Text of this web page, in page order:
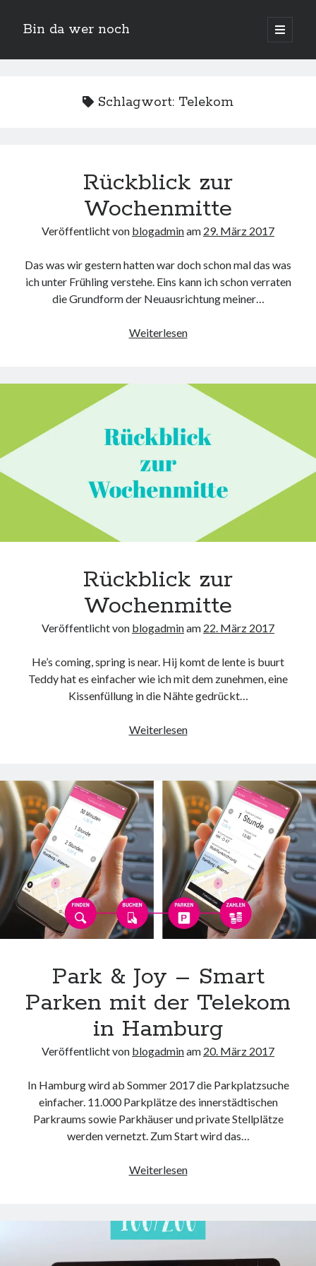
Bin da wer noch
open
primary
Sidebar
Neueste Beiträge
Der Michl in der Hexenküche
Car Glas repariert – Car Glas tauscht aus Erfahrunggsbericht
Prime Video Channel kündigen
Wie entkalke ich die Senseo Switch
Neueste Kommentare
ATU diesmal Lob und Tadel
Es war einmal Factorio – MacFriesenjungzuSpieletipp: Transport
Tycoon
blogadmin
Altersnachweis bei der Telekom
Synowzik
Altersnachweis bei der Telekom
Schlagwort: Telekom
Rückblick zur
Wochenmitte
Veröffentlicht von blogadminam 29. März 2017
Das was wir gestern hatten war doch schon mal das was
ich unter Frühling verstehe. Eins kann ich schon verraten
die Grundform der Neuausrichtung meiner…
WeiterlesenRückblick
Rückblick zur
Wochenmitte
Veröffentlicht von blogadminam 22. März 2017
He’s coming, spring is near. Hij komt de lente is buurt
Teddy hat es einfacher wie ich mit dem zunehmen, eine
Kissenfüllung in die Nähte gedrückt…
WeiterlesenRückblick
Park & Joy – Smart
Parken mit der Telekom
in Hamburg
Veröffentlicht von blogadminam 20. März 2017
In Hamburg wird ab Sommer 2017 die Parkplatzsuche
einfacher. 11.000 Parkplätze des innerstädtischen
Parkraums sowie Parkhäuser und private Stellplätze
werden vernetzt. Zum Start wird das…
WeiterlesenPark
–
Smart